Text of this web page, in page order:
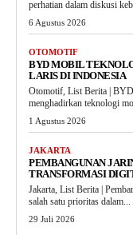
perhatian dalam diskusi
6 Agustus 2026
OTOMOTIF
BYD MOBIL
LARIS DI INDONESIA
Otomotif, List Berita |
menghadirkan teknologi
1 Agustus 2026
JAKARTA
PEMBANGUNAN
TRANSFORMASI
Jakarta, List Berita |
salah satu prioritas dalam...
29 Juli 2026